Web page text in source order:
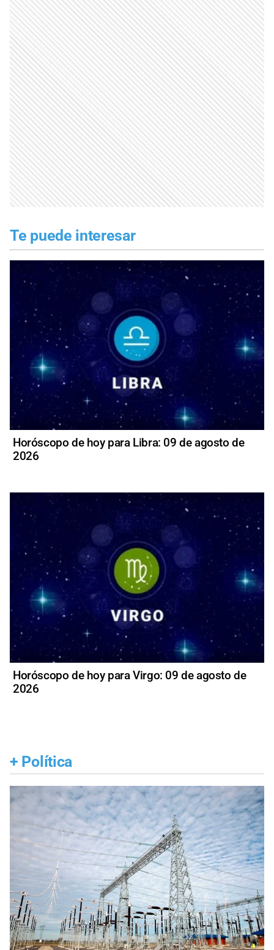
Te puede interesar
Horóscopo de hoy para Libra: 09 de agosto de
2026
Horóscopo de hoy para Virgo: 09 de agosto de
2026
+ Política